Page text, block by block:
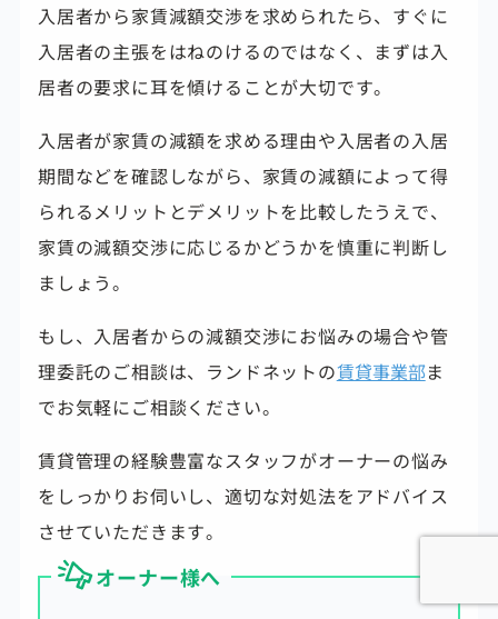
入居者から家賃減額交渉を求められたら、すぐに
入居者の主張をはねのけるのではなく、まずは入
居者の要求に耳を傾けることが大切です。
入居者が家賃の減額を求める理由や入居者の入居
期間などを確認しながら、家賃の減額によって得
られるメリットとデメリットを比較したうえで、
家賃の減額交渉に応じるかどうかを慎重に判断し
ましょう。
もし、入居者からの減額交渉にお悩みの場合や管
理委託のご相談は、ランドネットの賃貸事業部ま
でお気軽にご相談ください。
賃貸管理の経験豊富なスタッフがオーナーの悩み
をしっかりお伺いし、 適切な対処法をアドバイス
させていただきます。
オーナー様へ